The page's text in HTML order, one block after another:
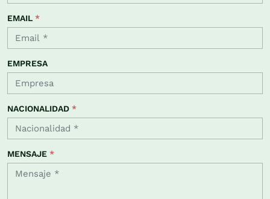
EMAIL *
EMPRESA
NACIONALIDAD *
MENSAJE *